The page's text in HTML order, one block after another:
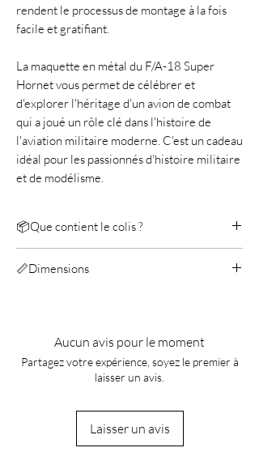
rendent le processus de montage à la fois
facile et gratifiant.
La maquette en métal du F/A-18 Super
Hornet vous permet de célébrer et
d'explorer l'héritage d'un avion de combat
qui a joué un rôle clé dans l'histoire de
l'aviation militaire moderne. C'est un cadeau
idéal pour les passionnés d'histoire militaire
et de modélisme.
📦Que contient le colis ?
Manuel
📏Dimensions
Aucun avis pour le moment
Partagez votre expérience, soyez le premier à
laisser un avis.
Laisser un avis